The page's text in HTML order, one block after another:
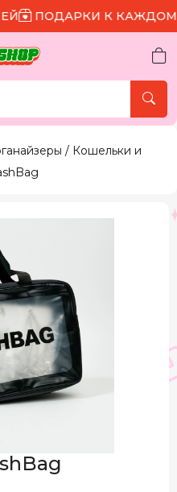
К КАЖДОМУ ЗАКАЗУ
/ Кошельки и